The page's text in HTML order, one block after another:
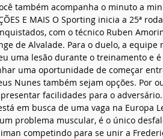
também acompanha o minuto a
E MAIS O Sporting inicia a 25ª
com o técnico Ruben
de Alvalade. Para o duelo, a equipe
uma lesão durante o treinamento e
uma oportunidade de começar
Nunes também sejam opções. Por
facilidades para o
em busca de uma vaga na Europa
problema muscular, é o único
competindo para se unir a